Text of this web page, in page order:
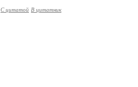
С цитатой В цитатник